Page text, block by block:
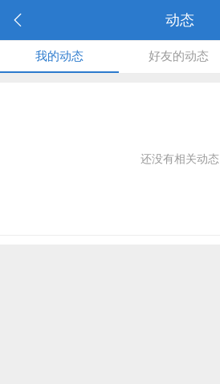
动态
我的动态 好友的动态
还没有相关动态